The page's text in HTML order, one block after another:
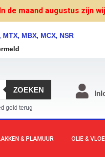
de maand augustus zijn
MBX, MCX, NSR
ZOEKEN
geld terug
& PLAMUUR OLIE &